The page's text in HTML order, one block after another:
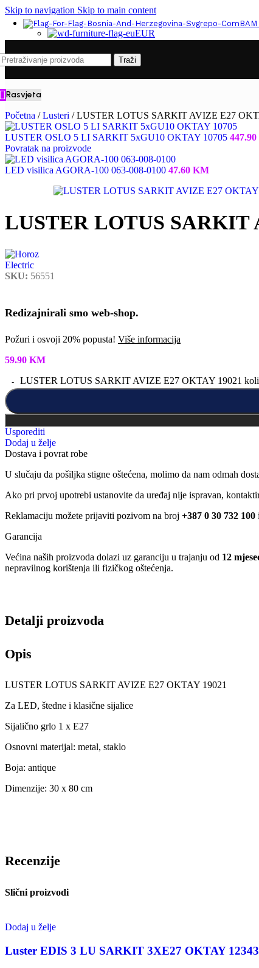
Skip to navigation Skip to main content
EUR
Traži
Rasvjeta
Početna / Lusteri / LUSTER LOTUS SARKIT AVIZE E27
LUSTER OSLO 5 LI SARKIT 5xGU10 OKTAY 10705 447.90
Povratak na proizvode
LED visilica AGORA-100 063-008-0100 47.60 KM
LUSTER LOTUS SARKIT
SKU: 56551
Redizajnirali smo web-shop.
Požuri i osvoji 20% popusta! Više informacija
59.90 KM
LUSTER LOTUS SARKIT AVIZE E27 OKTAY 19021
Usporediti
Dodaj u želje
Dostava i povrat robe
U slučaju da pošiljka stigne oštećena, molimo da nam odmah
Ako pri prvoj upotrebi ustanovite da uređaj nije ispravan,
Reklamaciju možete prijaviti pozivom na broj +387 0 30 732 100
Garancija
Većina naših proizvoda dolazi uz garanciju u trajanju od 12
nepravilnog korištenja ili fizičkog oštećenja.
Detalji proizvoda
Opis
LUSTER LOTUS SARKIT AVIZE E27 OKTAY 19021
Za LED, štedne i klasične sijalice
Sijalično grlo 1 x E27
Osnovni materijal: metal, staklo
Boja: antique
Dimenzije: 30 x 80 cm
Recenzije
Slični proizvodi
Dodaj u želje
Luster EDIS 3 LU SARKIT 3XE27 OKTAY 12343